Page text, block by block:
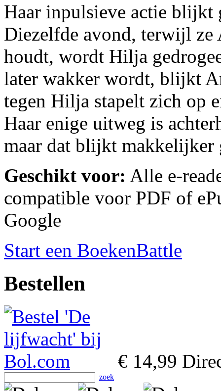
Haar inpulsieve actie blijkt
Diezelfde avond, terwijl ze
houdt, wordt Hilja
later wakker wordt, blijkt
tegen Hilja stapelt zich op
Haar enige uitweg is
maar dat blijkt makkelijker
Geschikt voor: Alle e-
compatible voor PDF of
Google
Start een BoekenBattle
Bestellen
€ 14,99
zoek